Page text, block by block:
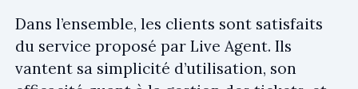
Dans l’ensemble, les clients sont satisfaits
du service proposé par Live Agent. Ils
vantent sa simplicité d’utilisation, son